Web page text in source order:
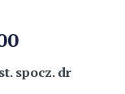
spocz. dr